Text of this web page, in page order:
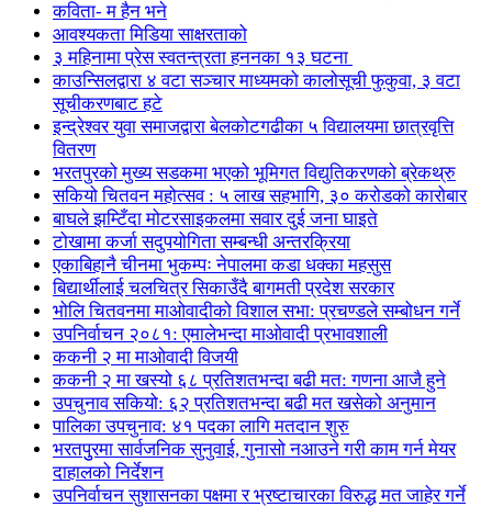
कविता- म हैन भने
आवश्यकता मिडिया साक्षरताको
३ महिनामा प्रेस स्वतन्त्रता हननका १३ घटना
काउन्सिलद्वारा ४ वटा सञ्चार माध्यमको कालोसूची फुकुवा, ३ वटा
सूचीकरणबाट हटे
इन्द्रेश्वर युवा समाजद्वारा बेलकोटगढीका ५ विद्यालयमा छात्रवृत्ति
वितरण
भरतपुरको मुख्य सडकमा भएको भूमिगत विद्युतिकरणको ब्रेकथ्रु
सकियो चितवन महोत्सव : ५ लाख सहभागि, ३० करोडको कारोबार
बाघले झम्टिँदा मोटरसाइकलमा सवार दुई जना घाइते
टोखामा कर्जा सदुपयोगिता सम्बन्धी अन्तरक्रिया
एकाबिहानै चीनमा भुकम्पः नेपालमा कडा धक्का महसुस
बिद्यार्थीलाई चलचित्र सिकाउँदै बागमती प्रदेश सरकार
भोलि चितवनमा माओवादीको विशाल सभा: प्रचण्डले सम्बोधन गर्ने
उपनिर्वाचन २०८१: एमालेभन्दा माओवादी प्रभावशाली
ककनी २ मा माओवादी विजयी
ककनी २ मा खस्यो ६८ प्रतिशतभन्दा बढी मत: गणना आजै हुने
उपचुनाव सकियो: ६२ प्रतिशतभन्दा बढी मत खसेको अनुमान
पालिका उपचुनाव: ४१ पदका लागि मतदान शुरु
भरतपुुरमा सार्वजनिक सुनुवाई, गुनासो नआउने गरी काम गर्न मेयर
दाहालको निर्देशन
उपनिर्वाचन सुशासनका पक्षमा र भ्रष्टाचारका विरुद्ध मत जाहेर गर्ने